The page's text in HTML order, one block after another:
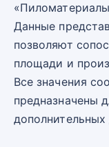
Данные
позволяют
площади и
Все значения
предназначены